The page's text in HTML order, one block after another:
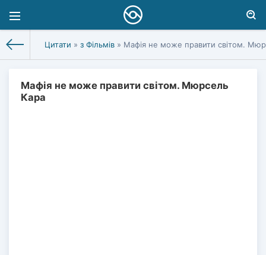
Цитати » з Фільмів » Мафія не може правити світом.
Мафія не може правити світом. Мюрсель
Кара